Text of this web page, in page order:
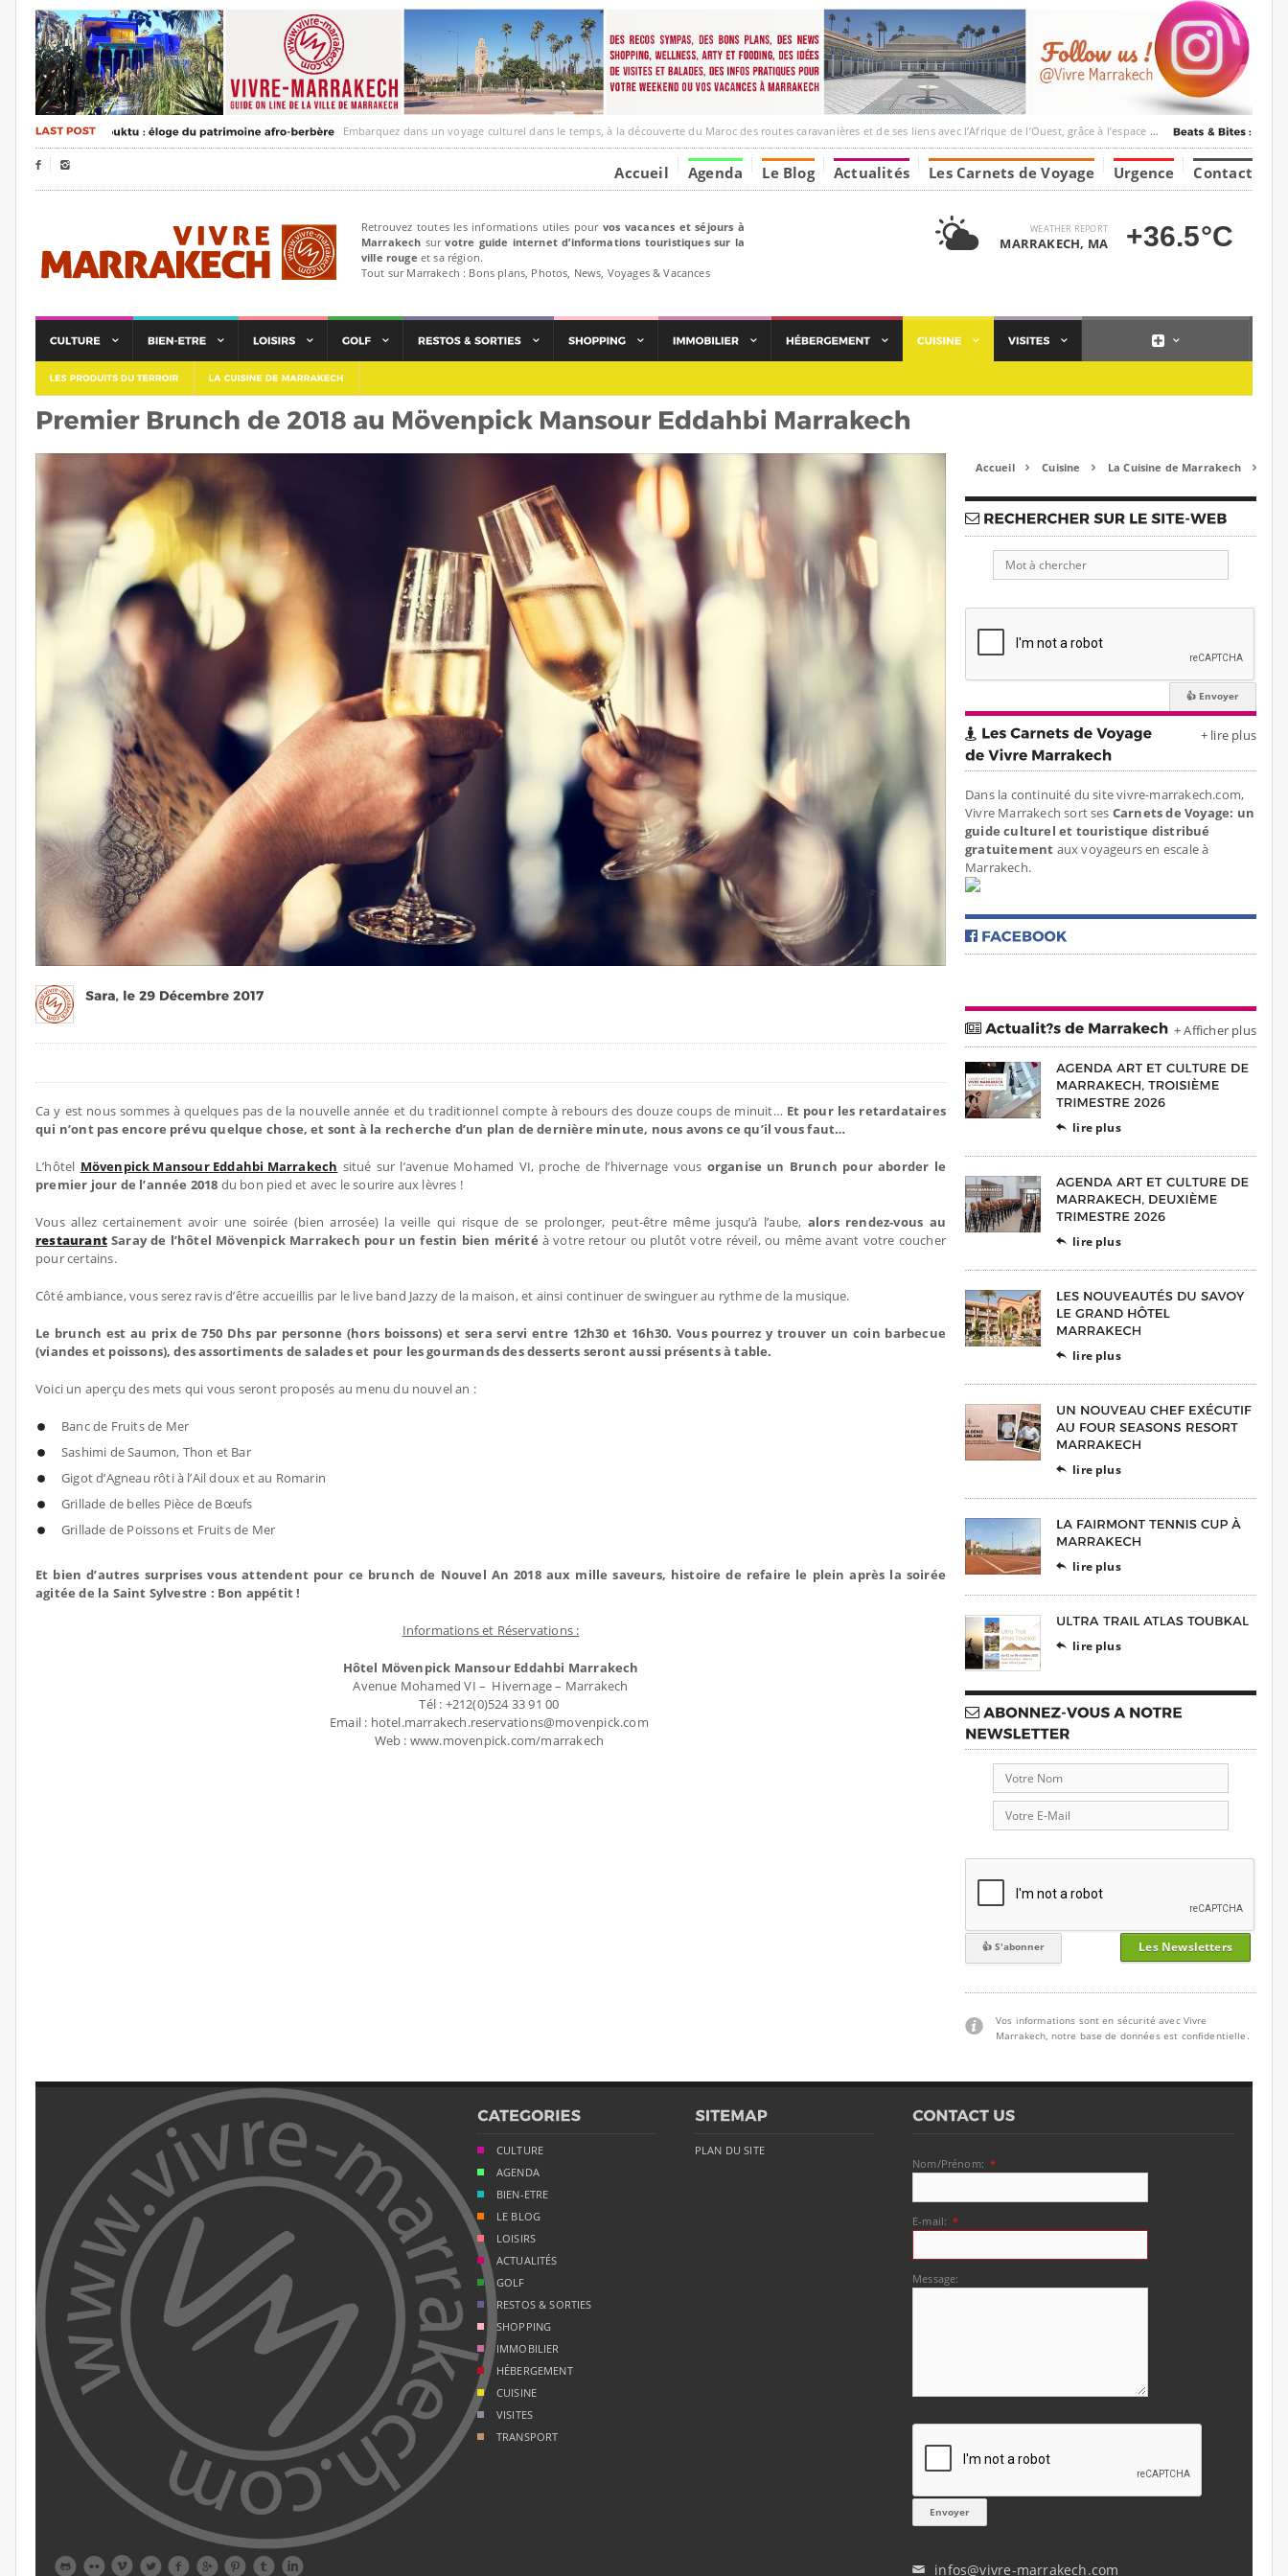
Embarquez dans un voyage culturel dans le temps, à la découverte du Maroc des routes caravanières et de ses liens avec l’Afrique de l’Ouest, grâce à l’espace Marrakesh-Tumbuktu.
  Accueil Agenda Le Blog Actualités Les Carnets de Voyage Urgence Contact
Retrouvez toutes les informations utiles pour vos vacances et séjours à
Marrakech survotre guide internet d’informations touristiques sur la
ville rouge et sa région.
Tout sur Marrakech : Bons plans, Photos, News, Voyages & Vacances
WEATHER REPORT
MARRAKECH, MA +36.5°C
Ca y est nous sommes à quelques pas de la nouvelle année et du traditionnel compte à rebours des douze coups de minuit… Et pour les retardataires
qui n’ont pas encore prévu quelque chose, et sont à la recherche d’un plan de dernière minute, nous avons ce qu’il vous faut…
L’hôtel Mövenpick Mansour Eddahbi Marrakech situé sur l’avenue Mohamed VI, proche de l’hivernage vous organise un Brunch pour aborder le
premier jour de l’année 2018 du bon pied et avec le sourire aux lèvres !
Vous allez certainement avoir une soirée (bien arrosée) la veille qui risque de se prolonger, peut-être même jusqu’à l’aube, alors rendez-vous au
restaurantSaray de l’hôtel Mövenpick Marrakech pour un festin bien mérité à votre retour ou plutôt votre réveil, ou même avant votre coucher
pour certains.
Côté ambiance, vous serez ravis d’être accueillis par le live band Jazzy de la maison, et ainsi continuer de swinguer au rythme de la musique.
Le brunch est au prix de 750 Dhs par personne (hors boissons) et sera servi entre 12h30 et 16h30. Vous pourrez y trouver un coin barbecue
(viandes et poissons), des assortiments de salades et pour les gourmands des desserts seront aussi présents à table.
Voici un aperçu des mets qui vous seront proposés au menu du nouvel an :
Banc de Fruits de Mer
Sashimi de Saumon, Thon et Bar
Gigot d’Agneau rôti à l’Ail doux et au Romarin
Grillade de belles Pièce de Bœufs
Grillade de Poissons et Fruits de Mer
Et bien d’autres surprises vous attendent pour ce brunch de Nouvel An 2018 aux mille saveurs, histoire de refaire le plein après la soirée
agitée de la Saint Sylvestre : Bon appétit !
Informations et Réservations :
Hôtel Mövenpick Mansour Eddahbi Marrakech
Avenue Mohamed VI – Hivernage – Marrakech
Tél : +212(0)524 33 91 00
Email : hotel.marrakech.reservations@movenpick.com
Web : www.movenpick.com/marrakech
Accueil  Cuisine  La Cuisine de Marrakech 
+ lire plus
Dans la continuité du site vivre-marrakech.com,
Vivre Marrakech sort ses Carnets de Voyage: un
guide culturel et touristique distribué
gratuitement aux voyageurs en escale à
Marrakech.
+ Afficher plus
 lire plus
 lire plus
 lire plus
 lire plus
 lire plus
 lire plus
Les Newsletters
Vos informations sont en sécurité avec Vivre
Marrakech, notre base de données est confidentielle.
        
CULTURE
AGENDA
BIEN-ETRE
LE BLOG
LOISIRS
ACTUALITÉS
GOLF
RESTOS & SORTIES
SHOPPING
IMMOBILIER
HÉBERGEMENT
CUISINE
VISITES
TRANSPORT
PLAN DU SITE
Nom/Prénom: *
E-mail: *
Message:
✉ infos@vivre-marrakech.com